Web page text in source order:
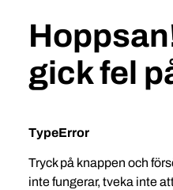
gick fel
TypeError
Tryck på knappen och
inte fungerar, tveka inte